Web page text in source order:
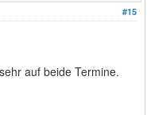
#15
auf beide Termine.